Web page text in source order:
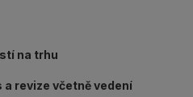
na trhu
revize včetně vedení